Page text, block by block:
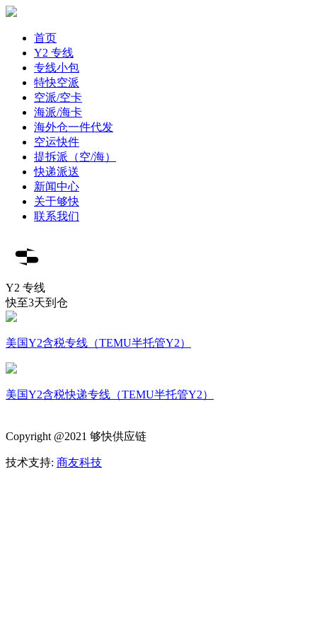
首页
Y2 专线
专线小包
特快空派
空派/空卡
海派/海卡
海外仓一件代发
空运快件
提拆派（空/海）
快递派送
新闻中心
关于够快
联系我们
Y2 专线
快至3天到仓
美国Y2含税专线（TEMU半托管Y2）
美国Y2含税快递专线（TEMU半托管Y2）
Copyright @2021 够快供应链
技术支持: 商友科技